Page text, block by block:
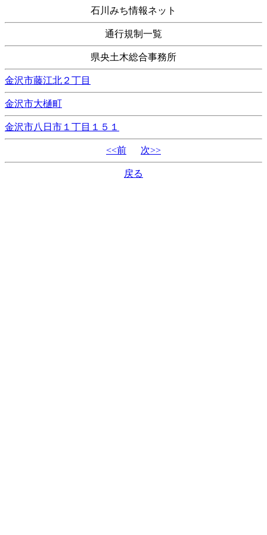
石川みち情報ネット
通行規制一覧
県央土木総合事務所
金沢市藤江北２丁目
金沢市大樋町
金沢市八日市１丁目１５１
<<前 次>>
戻る